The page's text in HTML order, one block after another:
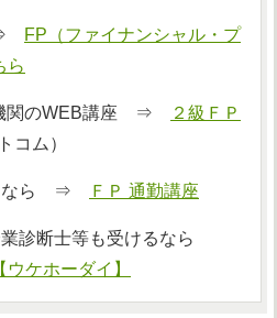
⇒
FP（ファイナンシャル・プ
ら
関のWEB講座 ⇒
２級ＦＰ
コム）
なら ⇒ ＦＰ 通勤講座
診断士等も受けるなら
ケホーダイ】